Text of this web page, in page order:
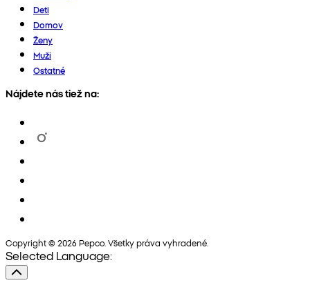
Deti
Domov
Ženy
Muži
Ostatné
Nájdete nás tiež na:
Copyright © 2026 Pepco. Všetky práva vyhradené.
Selected Language: